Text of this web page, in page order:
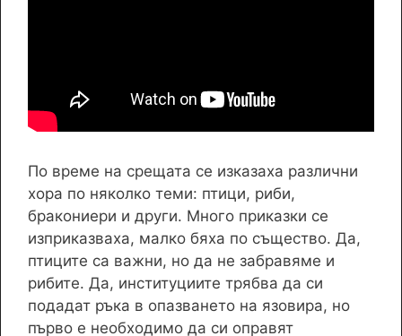
По време на срещата се изказаха различни
хора по няколко теми: птици, риби,
бракониери и други. Много приказки се
изприказваха, малко бяха по същество. Да,
птиците са важни, но да не забравяме и
рибите. Да, институциите трябва да си
подадат ръка в опазването на язовира, но
първо е необходимо да си оправят